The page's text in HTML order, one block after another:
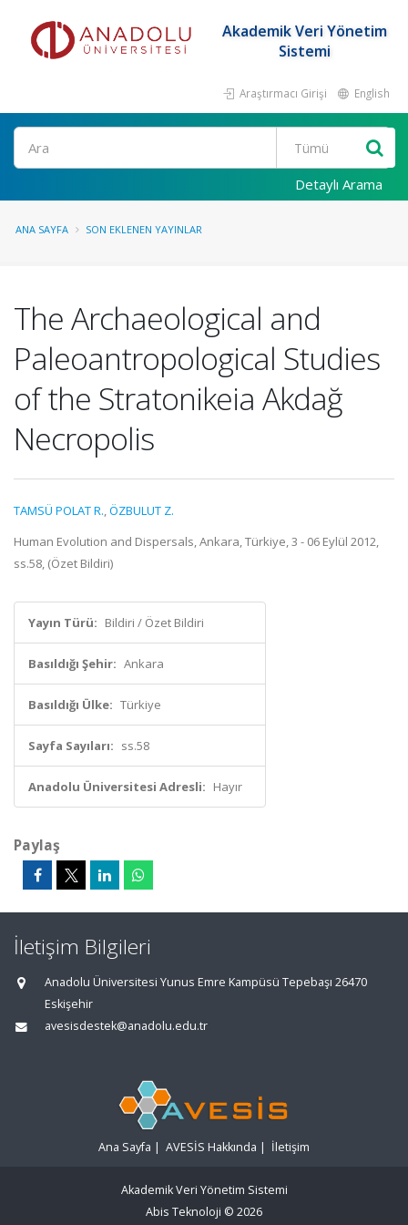
Akademik Veri Yönetim
Sistemi
Araştırmacı Girişi English
Ara
Detaylı Arama
ANA SAYFA SON EKLENEN YAYINLAR
The Archaeological and
Paleoantropological Studies
of the Stratonikeia Akdağ
Necropolis
TAMSÜ POLAT R.,ÖZBULUT Z.
Human Evolution and Dispersals, Ankara, Türkiye, 3 - 06 Eylül 2012,
ss.58, (Özet Bildiri)
Yayın Türü: Bildiri / Özet Bildiri
Basıldığı Şehir: Ankara
Basıldığı Ülke: Türkiye
Sayfa Sayıları: ss.58
Anadolu Üniversitesi Adresli: Hayır
Paylaş
İletişim Bilgileri
Anadolu Üniversitesi Yunus Emre Kampüsü Tepebaşı 26470
Eskişehir
avesisdestek@anadolu.edu.tr
Ana Sayfa | AVESİS Hakkında | İletişim
Akademik Veri Yönetim Sistemi
Abis Teknoloji © 2026